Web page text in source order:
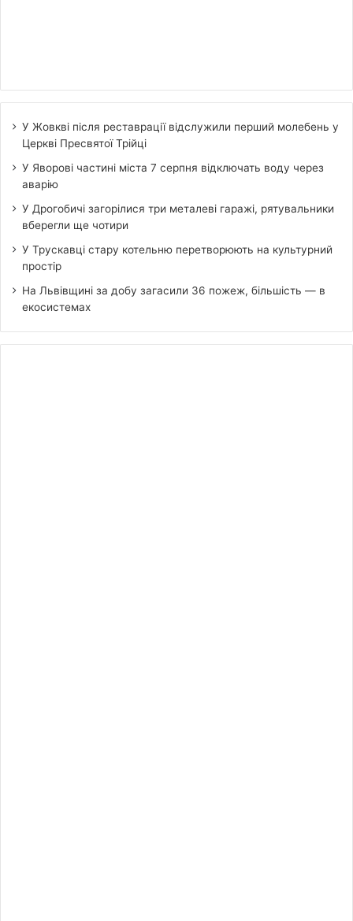
У Жовкві після реставрації відслужили перший молебень у
Церкві Пресвятої Трійці
У Яворові частині міста 7 серпня відключать воду через
аварію
У Дрогобичі загорілися три металеві гаражі, рятувальники
вберегли ще чотири
У Трускавці стару котельню перетворюють на культурний
простір
На Львівщині за добу загасили 36 пожеж, більшість — в
екосистемах